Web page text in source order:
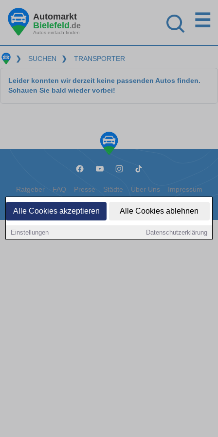
Alle Cookies akzeptieren Alle Cookies ablehnen
Einstellungen Datenschutzerklärung
Automarkt
Bielefeld.de
Autos einfach finden
☰
❯ SUCHEN ❯ TRANSPORTER
Leider konnten wir derzeit keine passenden Autos finden.
Schauen Sie bald wieder vorbei!
Ratgeber FAQ Presse Städte Über Uns Impressum
Datenschutz Cookies
Copyright © 2000 - 2026 | 1A Infosysteme GmbH | Content by: 1a-sites-autos